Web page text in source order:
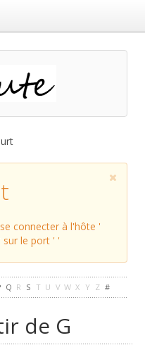
connecter à l'hôte '
sur le port ' '
Q R S T U V W X Y Z #
de G